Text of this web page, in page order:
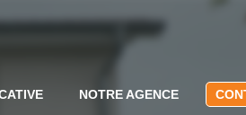
NOTRE AGENCE